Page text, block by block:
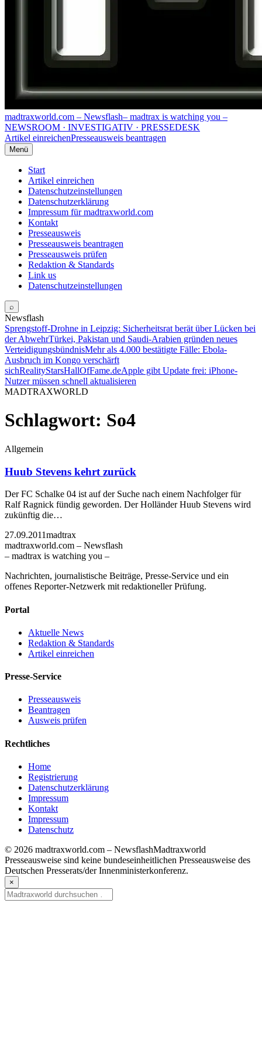
madtraxworld.com – Newsflash– madtrax is watching you –
NEWSROOM · INVESTIGATIV · PRESSEDESK
Artikel einreichenPresseausweis beantragen
Menü
Start
Artikel einreichen
Datenschutzeinstellungen
Datenschutzerklärung
Impressum für madtraxworld.com
Kontakt
Presseausweis
Presseausweis beantragen
Presseausweis prüfen
Redaktion & Standards
Link us
Datenschutzeinstellungen
⌕
Newsflash
Sprengstoff-Drohne in Leipzig: Sicherheitsrat berät über Lücken bei
der AbwehrTürkei, Pakistan und Saudi-Arabien gründen neues
VerteidigungsbündnisMehr als 4.000 bestätigte Fälle: Ebola-
Ausbruch im Kongo verschärft
sichRealityStarsHallOfFame.deApple gibt Update frei: iPhone-
Nutzer müssen schnell aktualisieren
MADTRAXWORLD
Schlagwort: So4
Allgemein
Huub Stevens kehrt zurück
Der FC Schalke 04 ist auf der Suche nach einem Nachfolger für
Ralf Ragnick fündig geworden. Der Holländer Huub Stevens wird
zukünftig die…
27.09.2011madtrax
madtraxworld.com – Newsflash
– madtrax is watching you –
Nachrichten, journalistische Beiträge, Presse-Service und ein
offenes Reporter-Netzwerk mit redaktioneller Prüfung.
Portal
Aktuelle News
Redaktion & Standards
Artikel einreichen
Presse-Service
Presseausweis
Beantragen
Ausweis prüfen
Rechtliches
Home
Registrierung
Datenschutzerklärung
Impressum
Kontakt
Impressum
Datenschutz
© 2026 madtraxworld.com – NewsflashMadtraxworld
Presseausweise sind keine bundeseinheitlichen Presseausweise des
Deutschen Presserats/der Innenministerkonferenz.
×
Suche
nach: